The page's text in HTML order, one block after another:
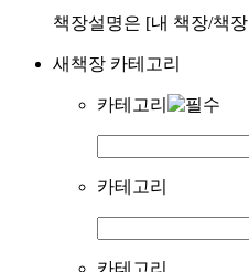
책장설명은 [내 책장/책
새책장 카테고리
카테고리
카테고리